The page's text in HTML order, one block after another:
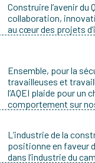
Construire l’avenir du
collaboration,
au cœur des projets
Ensemble, pour la
travailleuses et
l’AQEI plaide pour un
comportement sur
L’industrie de la
positionne en faveur
dans l’industrie du